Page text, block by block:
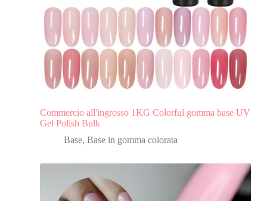
Commercio all'ingrosso 1KG Colorful gomma base UV
Gel Polish Bulk
Base, Base in gomma colorata